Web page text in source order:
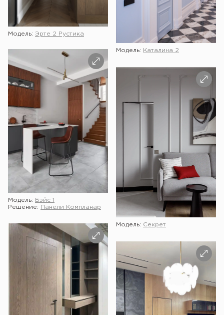
Модель: Эрте 2 Рустика
Модель: Каталина 2
Модель:
Бэйс 1
Решение:
Панели Компланар
Модель: Секрет